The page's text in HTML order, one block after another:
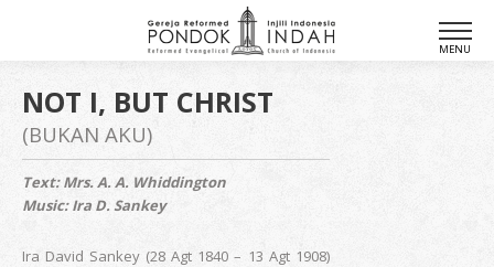
NOT I, BUT CHRIST
(BUKAN AKU)
Text: Mrs. A. A. Whiddington
Music: Ira D. Sankey
Ira David Sankey (28 Agt 1840 – 13 Agt 1908)